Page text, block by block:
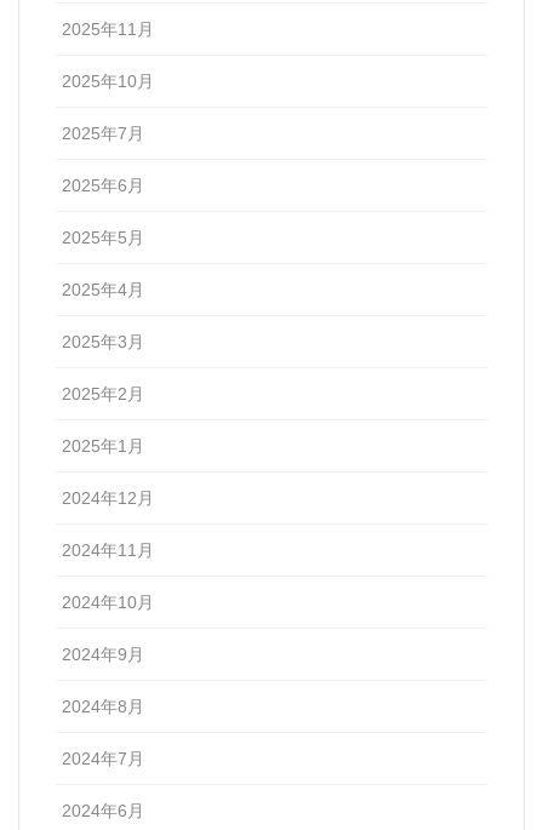
2025年11月
2025年10月
2025年7月
2025年6月
2025年5月
2025年4月
2025年3月
2025年2月
2025年1月
2024年12月
2024年11月
2024年10月
2024年9月
2024年8月
2024年7月
2024年6月